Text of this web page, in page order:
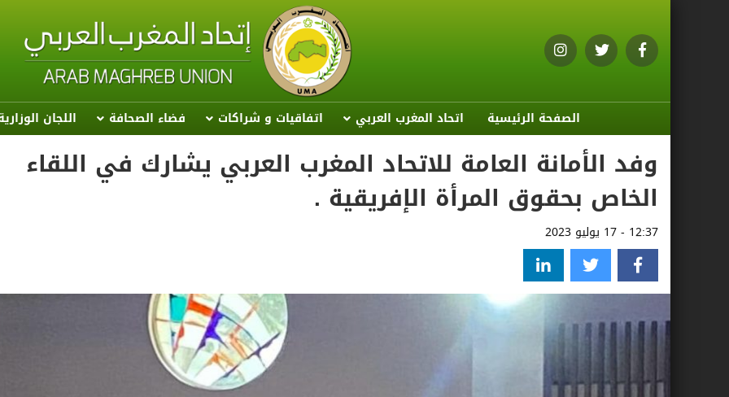
الصفحة الرئيسية اتحاد المغرب العربي اتفاقيات و شراكات فضاء الصحافة اللجان
وفد الأمانة العامة للاتحاد المغرب العربي يشارك في اللقاء
الخاص بحقوق المرأة الإفريقية .
12:37 - 17 يوليو 2023